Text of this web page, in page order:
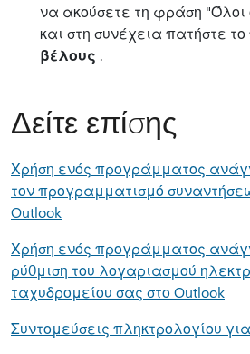
να ακούσετε τη φράση "Όλοι
και στη συνέχεια πατήστε
βέλους .
Δείτε επίσης
Χρήση ενός προγράμματος
τον προγραμματισμό
Outlook
Χρήση ενός προγράμματος
ρύθμιση του λογαριασμού
ταχυδρομείου σας στο Outlook
Συντομεύσεις πληκτρολογίου